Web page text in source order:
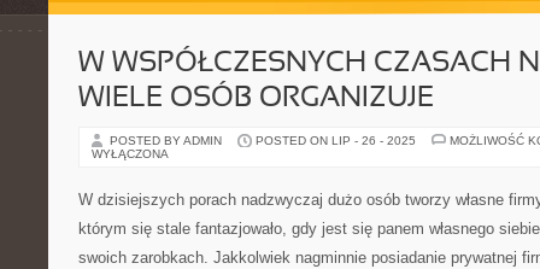
W WSPÓŁCZESNYCH CZASACH
WIELE OSÓB ORGANIZUJE
POSTED BY ADMIN POSTED ON LIP - 26 - 2025
MOŻLIWOŚĆ
WYŁĄCZONA
W dzisiejszych porach nadzwyczaj dużo osób tworzy własne
którym się stale fantazjowało, gdy jest się panem własnego
swoich zarobkach. Jakkolwiek nagminnie posiadanie prywatnej